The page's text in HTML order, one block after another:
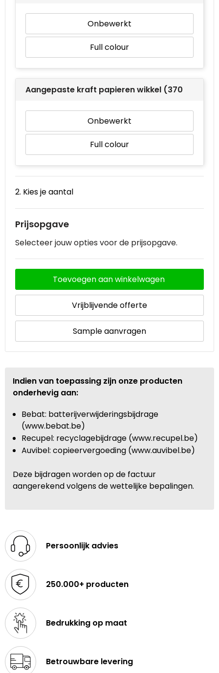
Onbewerkt
Full colour
Aangepaste kraft papieren wikkel (370 x 171)
Onbewerkt
Full colour
2. Kies je aantal
Prijsopgave
Selecteer jouw opties voor de prijsopgave.
Toevoegen aan winkelwagen
Vrijblijvende offerte
Sample aanvragen
Indien van toepassing zijn onze producten
onderhevig aan:
Bebat: batterijverwijderingsbijdrage
(www.bebat.be)
Recupel: recyclagebijdrage (www.recupel.be)
Auvibel: copieervergoeding (www.auvibel.be)
Deze bijdragen worden op de factuur
aangerekend volgens de wettelijke bepalingen.
Persoonlijk advies
250.000+ producten
Bedrukking op maat
Betrouwbare levering